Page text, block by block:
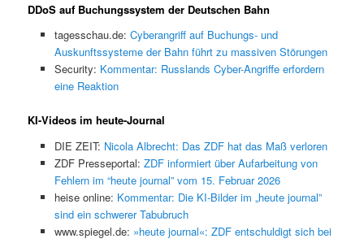
DDoS auf Buchungssystem der Deutschen Bahn
tagesschau.de: Cyberangriff auf Buchungs- und
Auskunftssysteme der Bahn führt zu massiven Störungen
Security: Kommentar: Russlands Cyber-Angriffe erfordern
eine Reaktion
KI-Videos im heute-Journal
DIE ZEIT: Nicola Albrecht: Das ZDF hat das Maß verloren
ZDF Presseportal: ZDF informiert über Aufarbeitung von
Fehlern im “heute journal” vom 15. Februar 2026
heise online: Kommentar: Die KI-Bilder im „heute journal”
sind ein schwerer Tabubruch
www.spiegel.de: »heute journal«: ZDF entschuldigt sich bei